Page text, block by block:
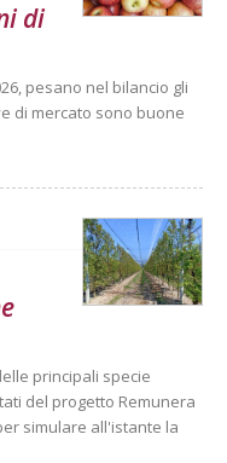
di
pesano nel bilancio gli
di mercato sono buone
principali specie
del progetto Remunera
simulare all'istante la